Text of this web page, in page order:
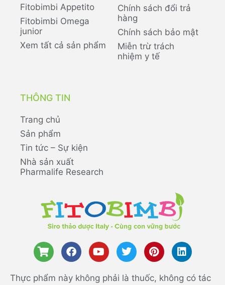
Fitobimbi Appetito
Fitobimbi Omega
junior
Xem tất cả sản phẩm
Chính sách đổi trả
hàng
Chính sách bảo mật
Miễn trừ trách
nhiệm y tế
THÔNG TIN
Trang chủ
Sản phẩm
Tin tức – Sự kiện
Nhà sản xuất
Pharmalife Research
Thực phẩm này không phải là thuốc, không có tác